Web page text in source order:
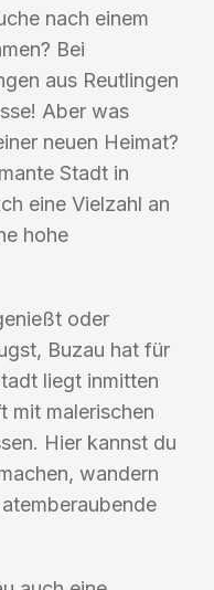
nach einem
Bei
aus Reutlingen
Aber was
neuen Heimat?
Stadt in
eine Vielzahl an
hohe
oder
Buzau hat für
liegt inmitten
mit malerischen
Hier kannst du
wandern